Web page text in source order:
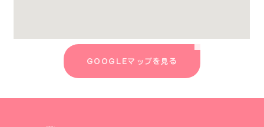
GOOGLEマップを見る